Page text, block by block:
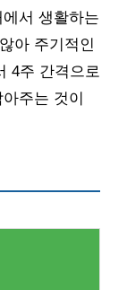
서 생활하는
아 주기적인
4주 간격으로
주는 것이